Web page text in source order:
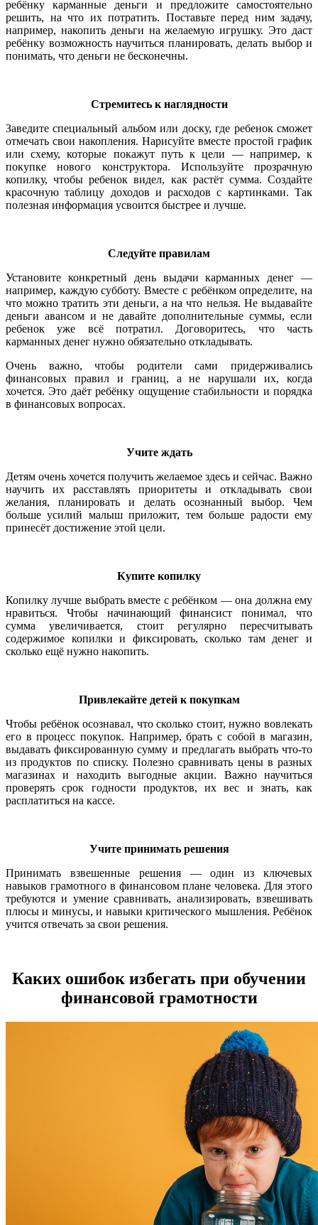
ребёнку карманные деньги и предложите самостоятельно
решить, на что их потратить. Поставьте перед ним задачу,
например, накопить деньги на желаемую игрушку. Это даст
ребёнку возможность научиться планировать, делать выбор и
понимать, что деньги не бесконечны.
Стремитесь к наглядности
Заведите специальный альбом или доску, где ребенок сможет
отмечать свои накопления. Нарисуйте вместе простой график
или схему, которые покажут путь к цели — например, к
покупке нового конструктора. Используйте прозрачную
копилку, чтобы ребенок видел, как растёт сумма. Создайте
красочную таблицу доходов и расходов с картинками. Так
полезная информация усвоится быстрее и лучше.
Следуйте правилам
Установите конкретный день выдачи карманных денег —
например, каждую субботу. Вместе с ребёнком определите, на
что можно тратить эти деньги, а на что нельзя. Не выдавайте
деньги авансом и не давайте дополнительные суммы, если
ребенок уже всё потратил. Договоритесь, что часть
карманных денег нужно обязательно откладывать.
Очень важно, чтобы родители сами придерживались
финансовых правил и границ, а не нарушали их, когда
хочется. Это даёт ребёнку ощущение стабильности и порядка
в финансовых вопросах.
Учите ждать
Детям очень хочется получить желаемое здесь и сейчас. Важно
научить их расставлять приоритеты и откладывать свои
желания, планировать и делать осознанный выбор. Чем
больше усилий малыш приложит, тем больше радости ему
принесёт достижение этой цели.
Купите копилку
Копилку лучше выбрать вместе с ребёнком — она должна ему
нравиться. Чтобы начинающий финансист понимал, что
сумма увеличивается, стоит регулярно пересчитывать
содержимое копилки и фиксировать, сколько там денег и
сколько ещё нужно накопить.
Привлекайте детей к покупкам
Чтобы ребёнок осознавал, что сколько стоит, нужно вовлекать
его в процесс покупок. Например, брать с собой в магазин,
выдавать фиксированную сумму и предлагать выбрать что-то
из продуктов по списку. Полезно сравнивать цены в разных
магазинах и находить выгодные акции. Важно научиться
проверять срок годности продуктов, их вес и знать, как
расплатиться на кассе.
Учите принимать решения
Принимать взвешенные решения — один из ключевых
навыков грамотного в финансовом плане человека. Для этого
требуются и умение сравнивать, анализировать, взвешивать
плюсы и минусы, и навыки критического мышления. Ребёнок
учится отвечать за свои решения.
Каких ошибок избегать при обучении
финансовой грамотности